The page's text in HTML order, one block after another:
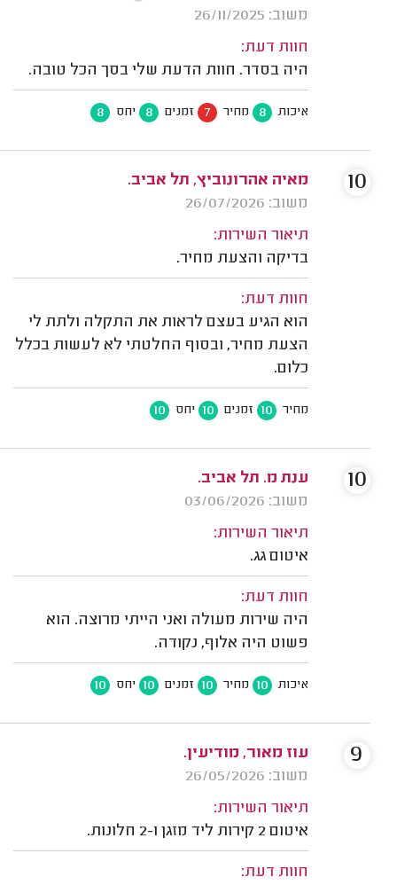
משוב: 26/11/2025
חוות דעת:
היה בסדר. חוות הדעת שלי בסך הכל טובה.
איכות 8 מחיר 7 זמנים 8 יחס 8
מאיה אהרונוביץ, תל אביב.
משוב: 26/07/2026
תיאור השירות:
בדיקה והצעת מחיר.
חוות דעת:
הוא הגיע בעצם לראות את התקלה ולתת לי
הצעת מחיר, ובסוף החלטתי לא לעשות בכלל
כלום.
מחיר 10 זמנים 10 יחס 10
10
ענת מ. תל אביב.
משוב: 03/06/2026
תיאור השירות:
איטום גג.
חוות דעת:
היה שירות מעולה ואני הייתי מרוצה. הוא
פשוט היה אלוף, נקודה.
איכות 10 מחיר 10 זמנים 10 יחס 10
10
עוז מאור, מודיעין.
משוב: 26/05/2026
תיאור השירות:
איטום 2 קירות ליד מזגן ו-2 חלונות.
חוות דעת:
9